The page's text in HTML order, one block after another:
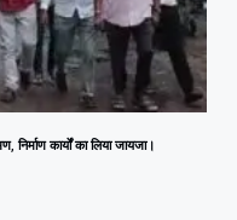
कार्यों का लिया जायजा।